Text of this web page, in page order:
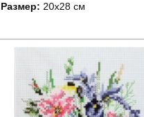
Размер: 20х28 см